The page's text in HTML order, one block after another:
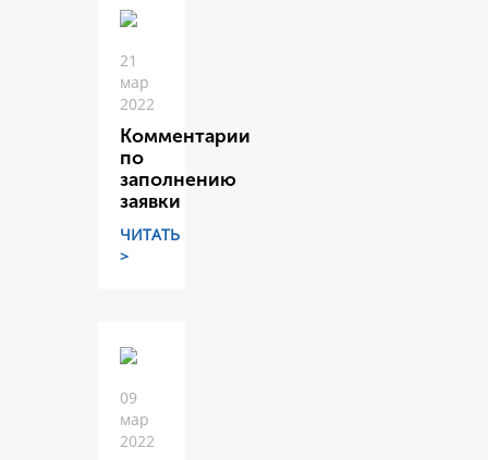
21
мар
2022
Комментарии
по
заполнению
заявки
ЧИТАТЬ
>
09
мар
2022